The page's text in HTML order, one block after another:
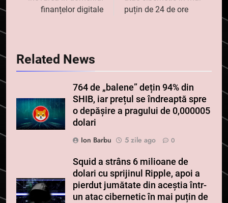
finanțelor digitale
puțin de 24 de ore
Related News
764 de „balene” dețin 94% din
SHIB, iar prețul se îndreaptă spre
o depășire a pragului de 0,000005
dolari
Ion Barbu
5 zile ago 0
Squid a strâns 6 milioane de
dolari cu sprijinul Ripple, apoi a
pierdut jumătate din aceștia într-
un atac cibernetic în mai puțin de